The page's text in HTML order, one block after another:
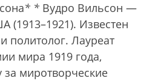
* * Вудро Вильсон —
(1913–1921). Известен
политолог. Лауреат
мира 1919 года,
миротворческие